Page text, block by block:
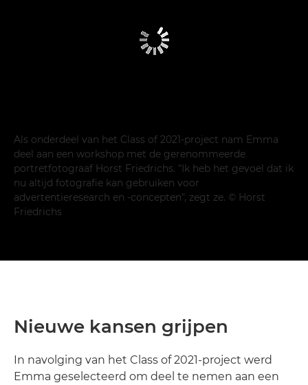
Als onderdeel van het Class of 2021-project nam Emma
deel aan een workshop met de gerenommeerde
portretfotograaf Horst Friedrichs. "Ik heb het gevoel dat ik
nu altijd fotografie kan gebruiken voor
advertentieresearch en -concepten", zegt ze. © Horst
Friedrichs
Nieuwe kansen grijpen
In navolging van het Class of 2021-project werd
Emma geselecteerd om deel te nemen aan een